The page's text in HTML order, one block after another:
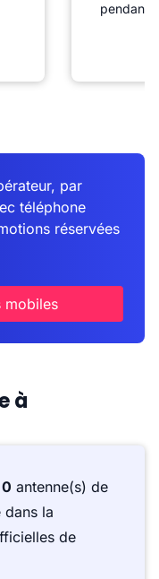
pendant
par
téléphone
réservées
mobiles
à
0 antenne(s) de
la
de